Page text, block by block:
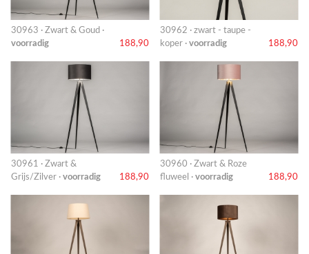
30963 · Zwart & Goud ·
voorradig
188,90
30962 · zwart - taupe -
koper · voorradig 188,90
30961 · Zwart &
Grijs/Zilver · voorradig 188,90
30960 · Zwart & Roze
fluweel · voorradig 188,90